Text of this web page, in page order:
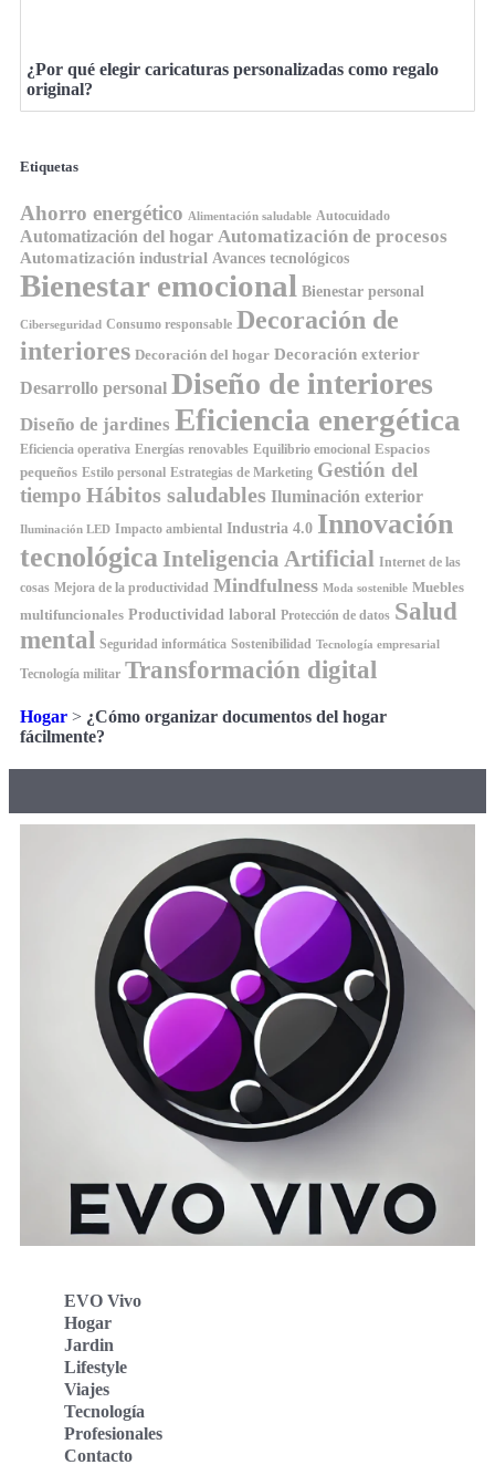
¿Por qué elegir caricaturas personalizadas como regalo
original?
Etiquetas
Ahorro energético Alimentación saludable Autocuidado
Automatización del hogar Automatización de procesos
Automatización industrial Avances tecnológicos
Bienestar emocional Bienestar personal
Ciberseguridad Consumo responsable Decoración de
interiores Decoración del hogar Decoración exterior
Desarrollo personal Diseño de interiores
Diseño de jardines Eficiencia energética
Eficiencia operativa Energías renovables Equilibrio emocional Espacios
pequeños Estilo personal Estrategias de Marketing Gestión del
tiempo Hábitos saludables Iluminación exterior
Iluminación LED Impacto ambiental Industria 4.0 Innovación
tecnológica Inteligencia Artificial Internet de las
cosas Mejora de la productividad Mindfulness Moda sostenible Muebles
multifuncionales Productividad laboral Protección de datos Salud
mental Seguridad informática Sostenibilidad Tecnología empresarial
Tecnología militar Transformación digital
Hogar > ¿Cómo organizar documentos del hogar
fácilmente?
EVO Vivo
Hogar
Jardin
Lifestyle
Viajes
Tecnología
Profesionales
Contacto